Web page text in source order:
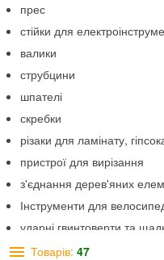
прес
стійки для
валики
струбцини
шпателі
скребки
різаки для ламінату,
пристрої для вирізання
з'єднання дерев'яних
Інструменти для
ударні гвинтоверти та
молотки, сокири, колуни
Товарів: 47